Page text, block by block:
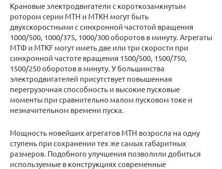
Крановые электродвигатели с короткозамкнутым
ротором серии МТН и МТКН могут быть
двухскоростными с синхронной частотой вращения
1000/500, 1000/375, 1000/300 оборотов в минуту. Агрегаты
МТФ и MTKF могут иметь две или три скорости при
синхронной частоте вращения 1500/500, 1500/750,
1500/250 оборотов в минуту. У большинства
электродвигателей присутствует повышенная
перегрузочная способность и высокие пусковые
моменты при сравнительно малом пусковом токе и
незначительном времени пуска.
Мощность новейших агрегатов МТН возросла на одну
ступень при сохранении тех же самых габаритных
размеров. Подобного улучшения позволили добиться
используемые в конструкциях современные